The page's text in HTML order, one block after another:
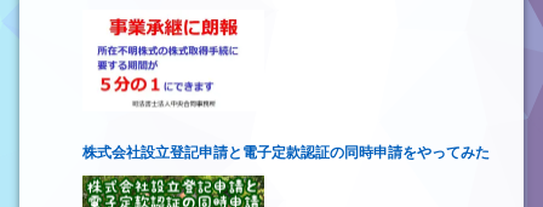
株式会社設立登記申請と電子定款認証の同時申請をやってみた